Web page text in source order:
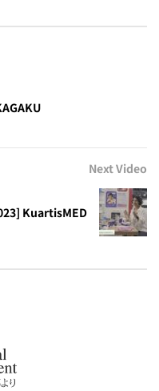
Next Video
KuartisMED